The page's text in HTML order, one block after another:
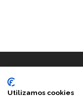
Utilizamos cookies